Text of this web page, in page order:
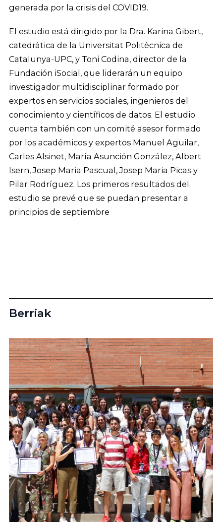
generada por la crisis del COVID19.
El estudio está dirigido por la Dra. Karina Gibert,
catedrática de la Universitat Politècnica de
Catalunya-UPC, y Toni Codina, director de la
Fundación iSocial, que liderarán un equipo
investigador multidisciplinar formado por
expertos en servicios sociales, ingenieros del
conocimiento y científicos de datos. El estudio
cuenta también con un comité asesor formado
por los académicos y expertos Manuel Aguilar,
Carles Alsinet, María Asunción González, Albert
Isern, Josep Maria Pascual, Josep Maria Picas y
Pilar Rodríguez. Los primeros resultados del
estudio se prevé que se puedan presentar a
principios de septiembre